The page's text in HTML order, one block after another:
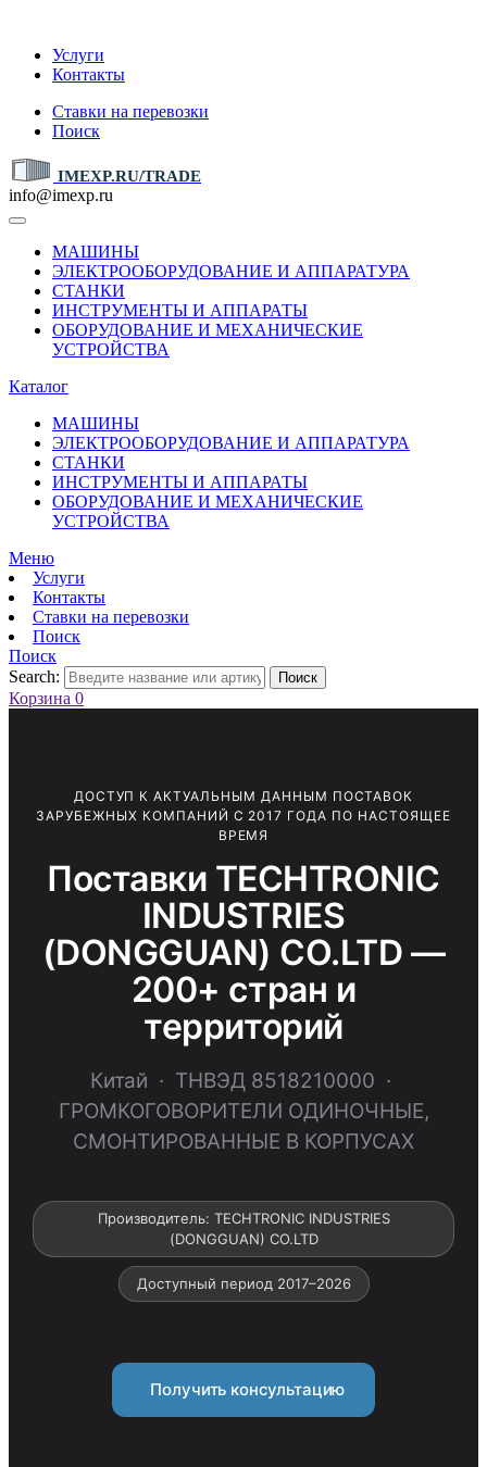
Услуги
Контакты
Ставки на перевозки
Поиск
IMEXP.RU/TRADE
info@imexp.ru
МАШИНЫ
ЭЛЕКТРООБОРУДОВАНИЕ И АППАРАТУРА
СТАНКИ
ИНСТРУМЕНТЫ И АППАРАТЫ
ОБОРУДОВАНИЕ И МЕХАНИЧЕСКИЕ
УСТРОЙСТВА
Каталог
МАШИНЫ
ЭЛЕКТРООБОРУДОВАНИЕ И АППАРАТУРА
СТАНКИ
ИНСТРУМЕНТЫ И АППАРАТЫ
ОБОРУДОВАНИЕ И МЕХАНИЧЕСКИЕ
УСТРОЙСТВА
Меню
Услуги
Контакты
Ставки на перевозки
Поиск
Поиск
Search:
Поиск
Корзина 0
ДОСТУП К АКТУАЛЬНЫМ ДАННЫМ ПОСТАВОК
ЗАРУБЕЖНЫХ КОМПАНИЙ С 2017 ГОДА ПО НАСТОЯЩЕЕ
ВРЕМЯ
Поставки TECHTRONIC
INDUSTRIES
(DONGGUAN) CO.LTD —
200+ стран и
территорий
Китай · ТНВЭД 8518210000 ·
ГРОМКОГОВОРИТЕЛИ ОДИНОЧНЫЕ,
СМОНТИРОВАННЫЕ В КОРПУСАХ
Производитель: TECHTRONIC INDUSTRIES
(DONGGUAN) CO.LTD
Доступный период 2017–2026
Получить консультацию